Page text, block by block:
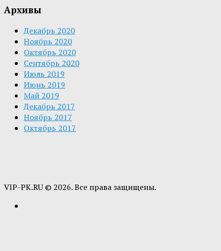
Архивы
Декабрь 2020
Ноябрь 2020
Октябрь 2020
Сентябрь 2020
Июль 2019
Июнь 2019
Май 2019
Декабрь 2017
Ноябрь 2017
Октябрь 2017
VIP-PK.RU © 2026. Все права защищены.